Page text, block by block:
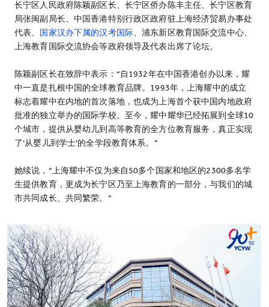
长宁区人民政府陈颖副区长、长宁区侨办陈丰主任、长宁区教育
局张闽副局长、中国香港特别行政区政府驻上海经济贸易办事处
代表、 国家汉办下属的汉考国际、浦东新区教育国际交流中心、
上海教育国际交流协会等政府领导及代表出席了论坛。
陈颖副区长在致辞中表示：“自1932年在中国香港创办以来，耀
中一直是扎根中国的全球教育品牌。1993年，上海耀中的成立
标志着耀中在内地的首次落地，也成为上海首个获中国内地政府
批准的独立举办的国际学校。至今，耀中耀华已经拓展到全球10
个城市，提供从婴幼儿到高等教育的全方位教育服务，真正实现
了‘从婴儿到学士’的全学段教育体系。”
她续说，“上海耀中不仅为来自50多个国家和地区的2300多名学
生提供教育，更成为长宁区乃至上海教育的一部分，与我们的城
市共同成长、共同繁荣。”